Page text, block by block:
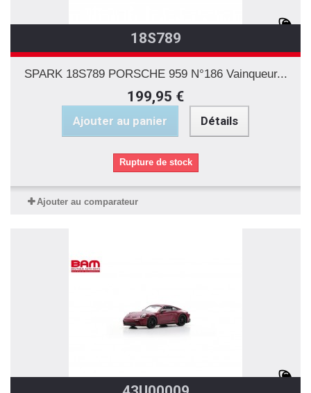
18S789
SPARK 18S789 PORSCHE 959 N°186 Vainqueur...
199,95 €
Ajouter au panier Détails
Rupture de stock
Ajouter au comparateur